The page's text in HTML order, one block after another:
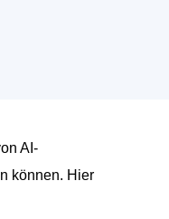
AI-
können. Hier